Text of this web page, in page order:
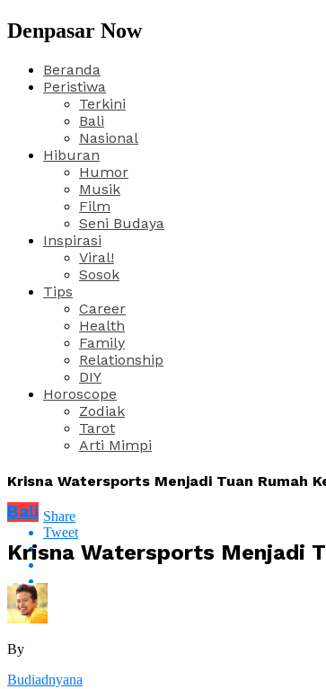
Denpasar Now
Beranda
Peristiwa
Terkini
Bali
Nasional
Hiburan
Humor
Musik
Film
Seni Budaya
Inspirasi
Viral!
Sosok
Tips
Career
Health
Family
Relationship
DIY
Horoscope
Zodiak
Tarot
Arti Mimpi
Krisna Watersports Menjadi Tuan Rumah
Share
Tweet
Bali
Krisna Watersports Menjadi
By
Budiadnyana